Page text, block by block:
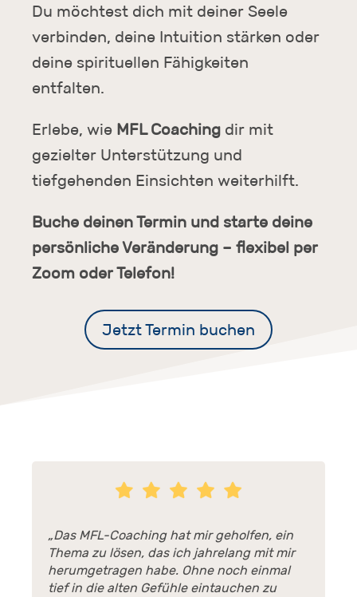
Du möchtest dich mit deiner Seele
verbinden, deine Intuition stärken oder
deine spirituellen Fähigkeiten
entfalten.
Erlebe, wie MFL Coaching dir mit
gezielter Unterstützung und
tiefgehenden Einsichten weiterhilft.
Buche deinen Termin und starte deine
persönliche Veränderung – flexibel per
Zoom oder Telefon!
Jetzt Termin buchen
„Das MFL-Coaching hat mir geholfen, ein
Thema zu lösen, das ich jahrelang mit mir
herumgetragen habe. Ohne noch einmal
tief in die alten Gefühle eintauchen zu